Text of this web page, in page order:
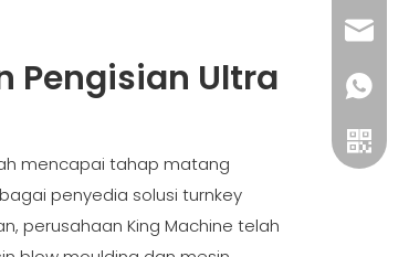
Pengisian Ultra
mencapai tahap matang
penyedia solusi turnkey
perusahaan King Machine telah
+86-